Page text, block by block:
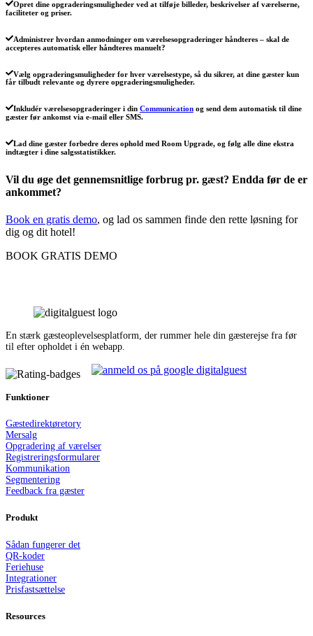
Opret dine opgraderingsmuligheder ved at tilføje billeder, beskrivelser af værelserne,
faciliteter og priser.
Administrer hvordan anmodninger om værelsesopgraderinger håndteres – skal de
accepteres automatisk eller håndteres manuelt?
Vælg opgraderingsmuligheder for hver værelsestype, så du sikrer, at dine gæster kun
får tilbudt relevante og dyrere opgraderingsmuligheder.
Inkludér værelsesopgraderinger i din Communicationog send dem automatisk til dine
gæster før ankomst via e-mail eller SMS.
Lad dine gæster forbedre deres ophold med Room Upgrade, og følg alle dine ekstra
indtægter i dine salgsstatistikker.
Vil du øge det gennemsnitlige forbrug pr. gæst? Endda før de er
ankommet?
Book en gratis demo, og lad os sammen finde den rette løsning for
dig og dit hotel!
BOOK GRATIS DEMO
En stærk gæsteoplevelsesplatform, der rummer hele din gæsterejse fra før
til efter opholdet i én webapp.
Funktioner
Gæstedirektøretory
Mersalg
Opgradering af værelser
Registreringsformularer
Kommunikation
Segmentering
Feedback fra gæster
Produkt
Sådan fungerer det
QR-koder
Feriehuse
Integrationer
Prisfastsættelse
Resources